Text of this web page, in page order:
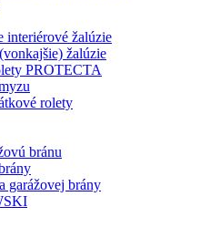
interiérové žalúzie
žalúzie
PROTECTA
rolety
bránu
garážovej brány